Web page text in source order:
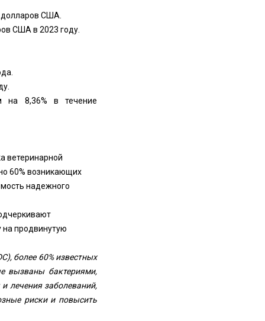
долларов США.
США в 2023 году.
на 8,36% в течение
ветеринарной
60% возникающих
надежного
на продвинутую
более 60% известных
вызваны бактериями,
лечения заболеваний,
риски и повысить